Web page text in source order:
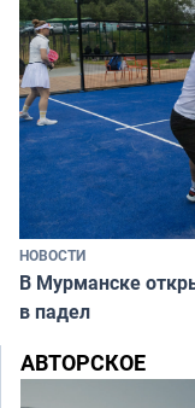
НОВОСТИ
В Мурманске
в падел
АВТОРСКОЕ